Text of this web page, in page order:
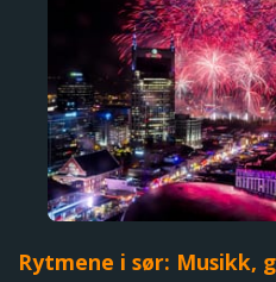
Rytmene i sør: Musikk,